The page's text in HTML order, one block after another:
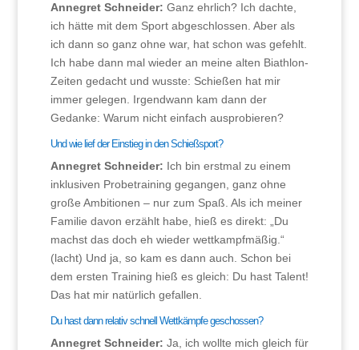
Annegret Schneider: Ganz ehrlich? Ich dachte,
ich hätte mit dem Sport abgeschlossen. Aber als
ich dann so ganz ohne war, hat schon was gefehlt.
Ich habe dann mal wieder an meine alten Biathlon-
Zeiten gedacht und wusste: Schießen hat mir
immer gelegen. Irgendwann kam dann der
Gedanke: Warum nicht einfach ausprobieren?
Und wie lief der Einstieg in den Schießsport?
Annegret Schneider: Ich bin erstmal zu einem
inklusiven Probetraining gegangen, ganz ohne
große Ambitionen – nur zum Spaß. Als ich meiner
Familie davon erzählt habe, hieß es direkt: „Du
machst das doch eh wieder wettkampfmäßig.“
(lacht) Und ja, so kam es dann auch. Schon bei
dem ersten Training hieß es gleich: Du hast Talent!
Das hat mir natürlich gefallen.
Du hast dann relativ schnell Wettkämpfe geschossen?
Annegret Schneider: Ja, ich wollte mich gleich für